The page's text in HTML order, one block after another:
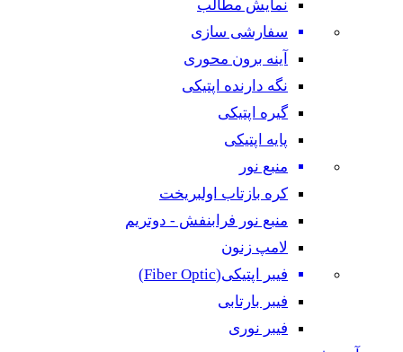
نمایش مطالب
سفارشی سازی
آینه برون محوری
نگه دارنده اپتیکی
گیره اپتیکی
پایه اپتیکی
منبع نور
کره بازتاب اولبریخت
منبع نور فرابنفش - دوتریم
لامپ زنون
فیبر اپتیکی(Fiber Optic)
فیبر بارتابی
فیبر نوری